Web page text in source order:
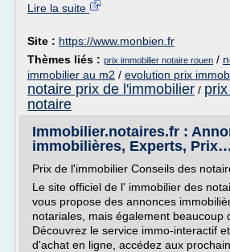
Lire la suite
Site : https://www.monbien.fr
Thèmes liés : prix immobilier notaire rouen /
immobilier au m2 / evolution prix
notaire prix de l'immobilier /
notaire
Immobilier.notaires.fr :
immobilières, Experts, Prix…
Prix de l'immobilier Conseils des
Le site officiel de l' immobilier des
vous propose des annonces
notariales, mais également beaucoup
Découvrez le service immo-interactif
d'achat en ligne, accédez aux